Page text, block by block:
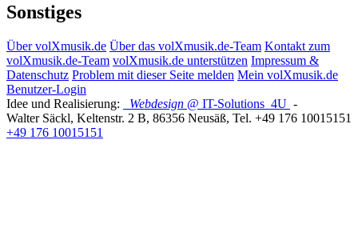
Sonstiges
Über volXmusik.de Über das volXmusik.de-Team Kontakt zum
volXmusik.de-Team volXmusik.de unterstützen Impressum &
Datenschutz Problem mit dieser Seite melden Mein volXmusik.de
Benutzer-Login
Idee und Realisierung:
Webdesign @ IT-Solutions 4U -
Walter Säckl, Keltenstr. 2 B, 86356 Neusäß, Tel. +49 176 10015151
+49 176 10015151